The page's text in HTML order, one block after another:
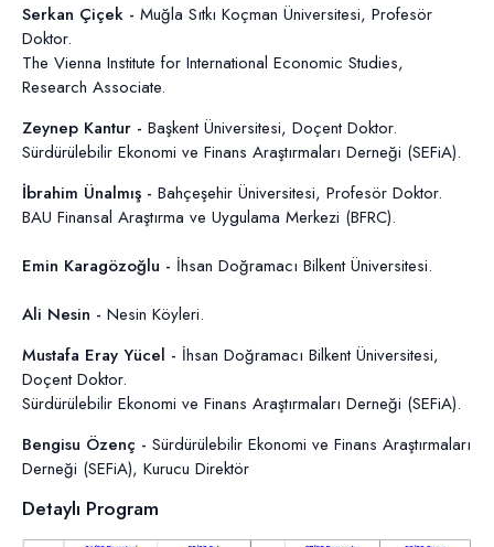
Serkan Çiçek - Muğla Sıtkı Koçman Üniversitesi, Profesör
Doktor.
The Vienna Institute for International Economic Studies,
Research Associate.
Zeynep Kantur - Başkent Üniversitesi, Doçent Doktor.
Sürdürülebilir Ekonomi ve Finans Araştırmaları Derneği (SEFiA).
İbrahim Ünalmış - Bahçeşehir Üniversitesi, Profesör Doktor.
BAU Finansal Araştırma ve Uygulama Merkezi (BFRC).
Emin Karagözoğlu - İhsan Doğramacı Bilkent Üniversitesi.
Ali Nesin - Nesin Köyleri.
Mustafa Eray Yücel - İhsan Doğramacı Bilkent Üniversitesi,
Doçent Doktor.
Sürdürülebilir Ekonomi ve Finans Araştırmaları Derneği (SEFiA).
Bengisu Özenç - Sürdürülebilir Ekonomi ve Finans Araştırmaları
Derneği (SEFiA), Kurucu Direktör
Detaylı Program